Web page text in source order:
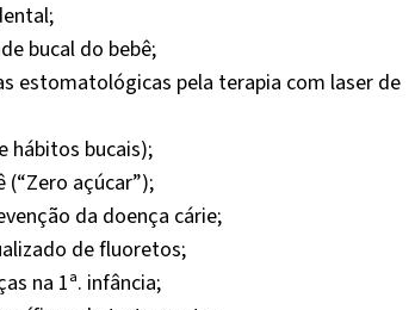
bucal do bebê;
estomatológicas pela terapia com laser de
hábitos bucais);
açúcar”);
da doença cárie;
de fluoretos;
na 1ª. infância;